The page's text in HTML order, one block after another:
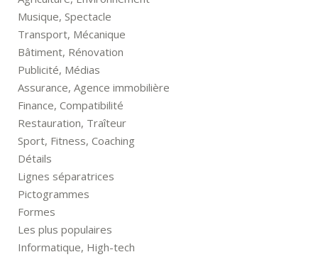
Musique, Spectacle
Transport, Mécanique
Bâtiment, Rénovation
Publicité, Médias
Assurance, Agence immobilière
Finance, Compatibilité
Restauration, Traîteur
Sport, Fitness, Coaching
Détails
Lignes séparatrices
Pictogrammes
Formes
Les plus populaires
Informatique, High-tech